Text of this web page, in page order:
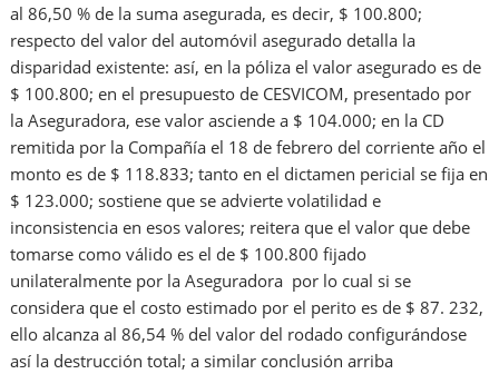
al 86,50 % de la suma asegurada, es decir, $ 100.800;
respecto del valor del automóvil asegurado detalla la
disparidad existente: así, en la póliza el valor asegurado es de
$ 100.800; en el presupuesto de CESVICOM, presentado por
la Aseguradora, ese valor asciende a $ 104.000; en la CD
remitida por la Compañía el 18 de febrero del corriente año el
monto es de $ 118.833; tanto en el dictamen pericial se fija en
$ 123.000; sostiene que se advierte volatilidad e
inconsistencia en esos valores; reitera que el valor que debe
tomarse como válido es el de $ 100.800 fijado
unilateralmente por la Aseguradora por lo cual si se
considera que el costo estimado por el perito es de $ 87. 232,
ello alcanza al 86,54 % del valor del rodado configurándose
así la destrucción total; a similar conclusión arriba